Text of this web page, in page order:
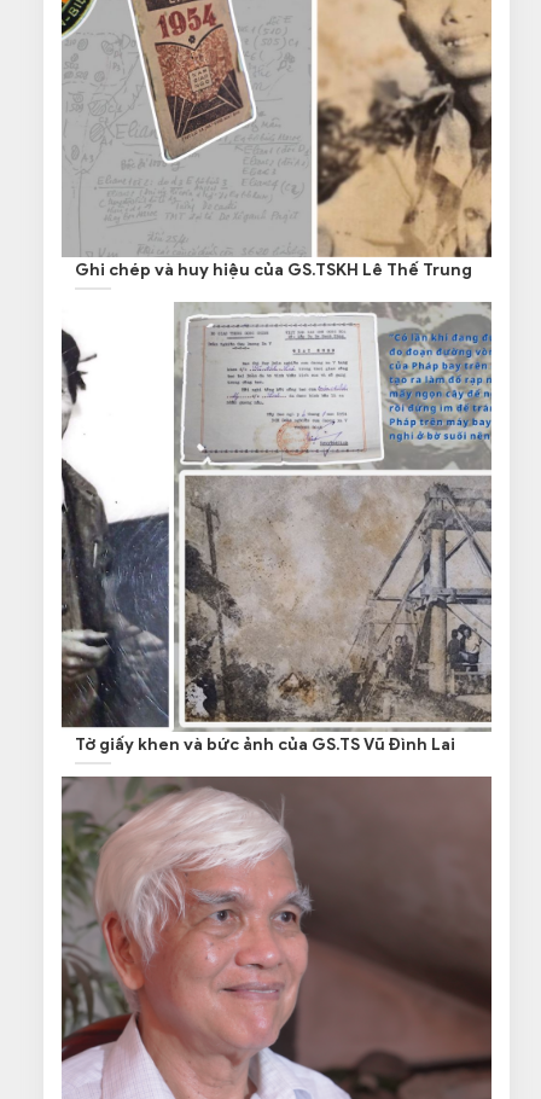
Ghi chép và huy hiệu của GS.TSKH Lê Thế Trung
Tờ giấy khen và bức ảnh của GS.TS Vũ Đình Lai